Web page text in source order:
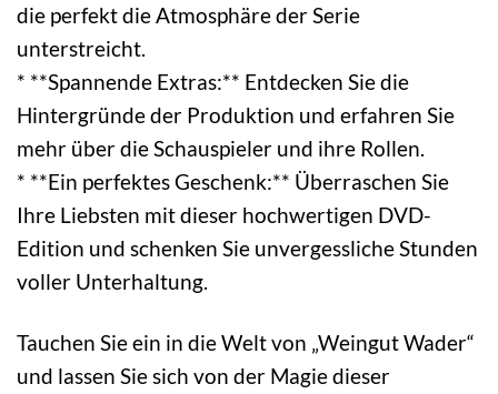
die perfekt die Atmosphäre der Serie
unterstreicht.
* **Spannende Extras:** Entdecken Sie die
Hintergründe der Produktion und erfahren Sie
mehr über die Schauspieler und ihre Rollen.
* **Ein perfektes Geschenk:** Überraschen Sie
Ihre Liebsten mit dieser hochwertigen DVD-
Edition und schenken Sie unvergessliche Stunden
voller Unterhaltung.
Tauchen Sie ein in die Welt von „Weingut Wader“
und lassen Sie sich von der Magie dieser